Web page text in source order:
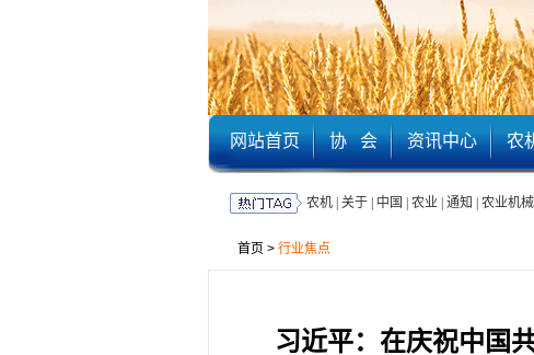
网站首页 协 会 资讯中心 农
农机| 关于| 中国 农业| 通知 农业机械
首页 > 行业焦点
习近平：在庆祝中国